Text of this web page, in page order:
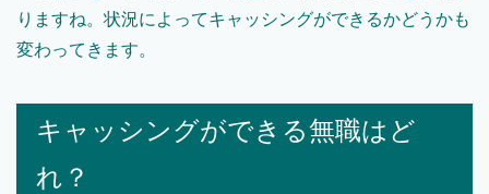
りますね。状況によってキャッシングができるかどうかも
変わってきます。
キャッシングができる無職はど
れ？